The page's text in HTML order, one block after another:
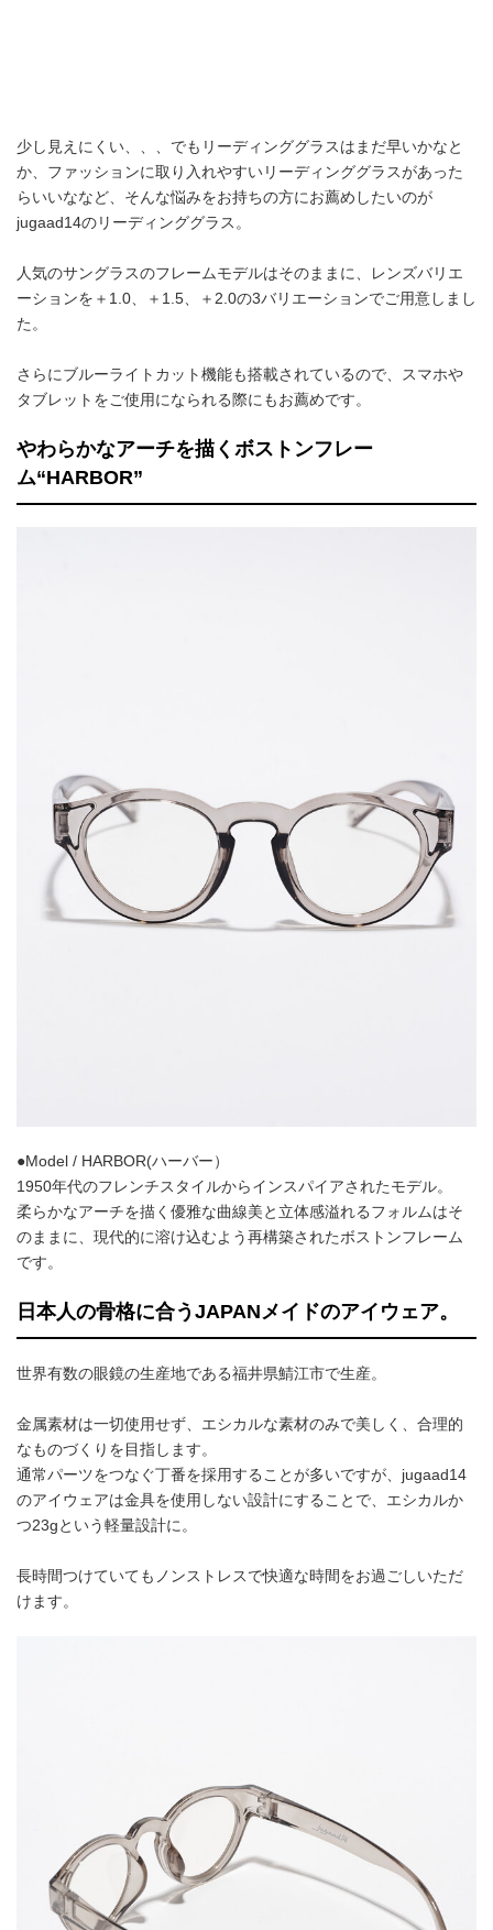
少し見えにくい、、、でもリーディンググラスはまだ早いかなと
か、ファッションに取り入れやすいリーディンググラスがあった
らいいななど、そんな悩みをお持ちの方にお薦めしたいのが
jugaad14のリーディンググラス。
人気のサングラスのフレームモデルはそのままに、レンズバリエ
ーションを＋1.0、＋1.5、＋2.0の3バリエーションでご用意しまし
た。
さらにブルーライトカット機能も搭載されているので、スマホや
タブレットをご使用になられる際にもお薦めです。
やわらかなアーチを描くボストンフレー
ム“HARBOR”
●Model / HARBOR(ハーバー）
1950年代のフレンチスタイルからインスパイアされたモデル。
柔らかなアーチを描く優雅な曲線美と立体感溢れるフォルムはそ
のままに、現代的に溶け込むよう再構築されたボストンフレーム
です。
日本人の骨格に合うJAPANメイドのアイウェア。
世界有数の眼鏡の生産地である福井県鯖江市で生産。
金属素材は一切使用せず、エシカルな素材のみで美しく、合理的
なものづくりを目指します。
通常パーツをつなぐ丁番を採用することが多いですが、jugaad14
のアイウェアは金具を使用しない設計にすることで、エシカルか
つ23gという軽量設計に。
長時間つけていてもノンストレスで快適な時間をお過ごしいただ
けます。